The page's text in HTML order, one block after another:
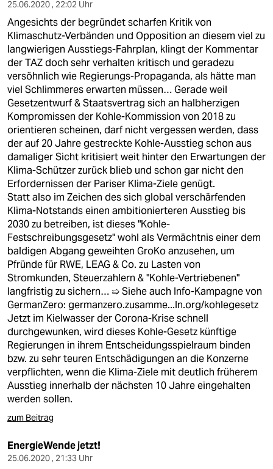
25.06.2020 , 22:02 Uhr
Angesichts der begründet scharfen Kritik von
Klimaschutz-Verbänden und Opposition an diesem viel zu
langwierigen Ausstiegs-Fahrplan, klingt der Kommentar
der TAZ doch sehr verhalten kritisch und geradezu
versöhnlich wie Regierungs-Propaganda, als hätte man
viel Schlimmeres erwarten müssen… Gerade weil
Gesetzentwurf & Staatsvertrag sich an halbherzigen
Kompromissen der Kohle-Kommission von 2018 zu
orientieren scheinen, darf nicht vergessen werden, dass
der auf 20 Jahre gestreckte Kohle-Ausstieg schon aus
damaliger Sicht kritisiert weit hinter den Erwartungen der
Klima-Schützer zurück blieb und schon gar nicht den
Erfordernissen der Pariser Klima-Ziele genügt.
Statt also im Zeichen des sich global verschärfenden
Klima-Notstands einen ambitionierteren Ausstieg bis
2030 zu betreiben, ist dieses "Kohle-
Festschreibungsgesetz" wohl als Vermächtnis einer dem
baldigen Abgang geweihten GroKo anzusehen, um
Pfründe für RWE, LEAG & Co. zu Lasten von
Stromkunden, Steuerzahlern & "Kohle-Vertriebenen"
langfristig zu sichern… ➯ Siehe auch Info-Kampagne von
GermanZero: germanzero.zusamme...ln.org/kohlegesetz
Jetzt im Kielwasser der Corona-Krise schnell
durchgewunken, wird dieses Kohle-Gesetz künftige
Regierungen in ihrem Entscheidungsspielraum binden
bzw. zu sehr teuren Entschädigungen an die Konzerne
verpflichten, wenn die Klima-Ziele mit deutlich früherem
Ausstieg innerhalb der nächsten 10 Jahre eingehalten
werden sollen.
zum Beitrag
EnergieWende jetzt!
25.06.2020 , 21:33 Uhr